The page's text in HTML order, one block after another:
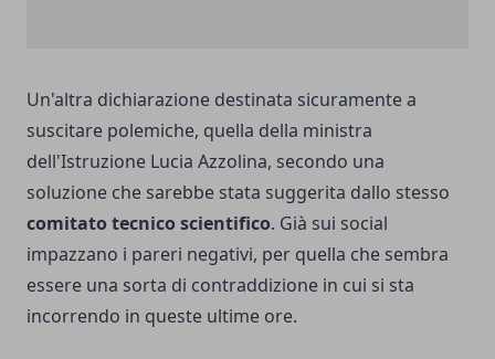
Un'altra dichiarazione destinata sicuramente a
suscitare polemiche, quella della ministra
dell'Istruzione Lucia Azzolina, secondo una
soluzione che sarebbe stata suggerita dallo stesso
comitato tecnico scientifico. Già sui social
impazzano i pareri negativi, per quella che sembra
essere una sorta di contraddizione in cui si sta
incorrendo in queste ultime ore.